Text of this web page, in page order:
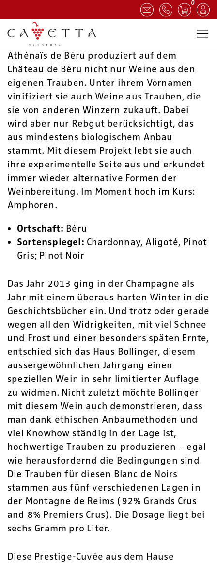
0
Athénaïs de Béru produziert auf dem
Château de Béru nicht nur Weine aus den
eigenen Trauben. Unter ihrem Vornamen
vinifiziert sie auch Weine aus Trauben, die
sie von anderen Winzern zukauft. Dabei
wird aber nur Rebgut berücksichtigt, das
aus mindestens biologischem Anbau
stammt. Mit diesem Projekt lebt sie auch
ihre experimentelle Seite aus und erkundet
immer wieder alternative Formen der
Weinbereitung. Im Moment hoch im Kurs:
Amphoren.
Ortschaft: Béru
Sortenspiegel: Chardonnay, Aligoté, Pinot
Gris; Pinot Noir
Das Jahr 2013 ging in der Champagne als
Jahr mit einem überaus harten Winter in die
Geschichtsbücher ein. Und trotz oder gerade
wegen all den Widrigkeiten, mit viel Schnee
und Frost und einer besonders späten Ernte,
entschied sich das Haus Bollinger, diesem
aussergewöhnlichen Jahrgang einen
speziellen Wein in sehr limitierter Auflage
zu widmen. Nicht zuletzt möchte Bollinger
mit diesem Wein auch demonstrieren, dass
man dank ethischen Anbaumethoden und
viel Knowhow ständig in der Lage ist,
hochwertige Trauben zu produzieren – egal
wie herausfordernd die Bedingungen sind.
Die Trauben für diesen Blanc de Noirs
stammen aus fünf verschiedenen Lagen in
der Montagne de Reims (92% Grands Crus
and 8% Premiers Crus). Die Dosage liegt bei
sechs Gramm pro Liter.
Diese Prestige-Cuvée aus dem Hause